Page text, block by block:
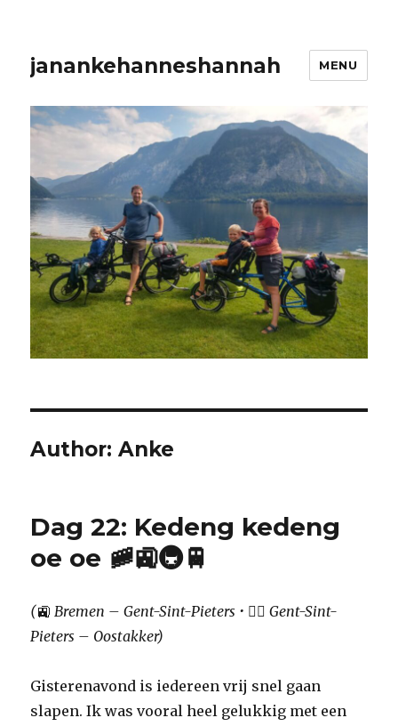
janankehanneshannah MENU
Author:Anke
Dag 22: Kedeng kedeng
oe oe 🚞🚉🚇🚆
(🚉 Bremen – Gent-Sint-Pieters • 🚴‍♀️ Gent-Sint-
Pieters – Oostakker)
Gisterenavond is iedereen vrij snel gaan
slapen. Ik was vooral heel gelukkig met een